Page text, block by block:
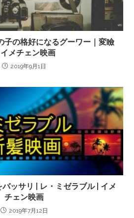
子の格好になるグーワー｜変瞼
イメチェン映画
2019年9月1日
ッサリ | レ・ミゼラブル | イメ
チェン映画
2019年7月12日